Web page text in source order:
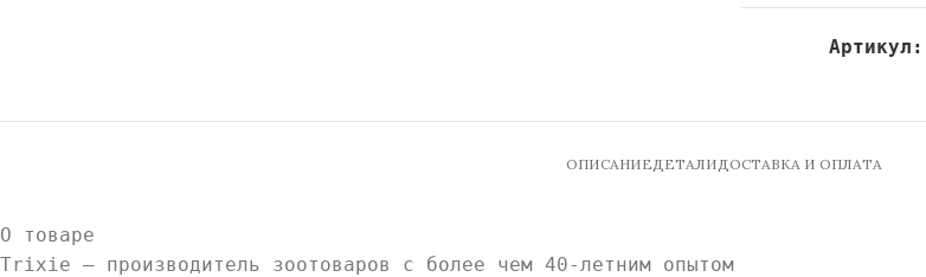
Артикул:
ОПИСАНИЕДЕТАЛИДОСТАВКА И ОПЛАТА
О товаре
Trixie — производитель зоотоваров с более чем 40-летним опытом